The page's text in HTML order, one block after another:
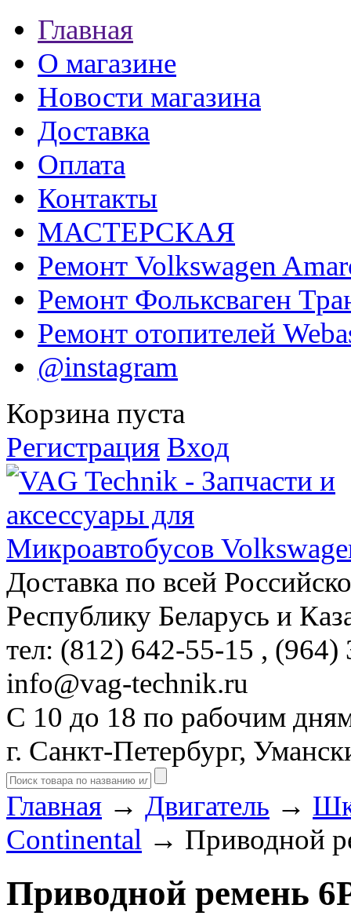
Главная
О магазине
Новости магазина
Доставка
Оплата
Контакты
МАСТЕРСКАЯ
Ремонт Volkswagen
Ремонт Фольксваген
Ремонт отопителей
@instagram
Корзина пуста
Регистрация Вход
Доставка по всей
Республику Беларусь и
тел: (812) 642-55-15 , (964)
info@vag-technik.ru
С 10 до 18 по рабочим
г. Санкт-Петербург,
Главная → Двигатель →
Continental → Приводной
Приводной ремень